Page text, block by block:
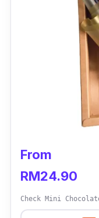
From
RM24.90
Check Mini